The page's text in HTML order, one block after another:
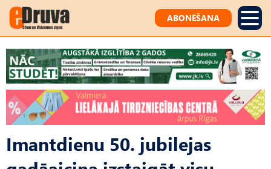
ABONĒŠANA
Imantdienu 50. jubilejas